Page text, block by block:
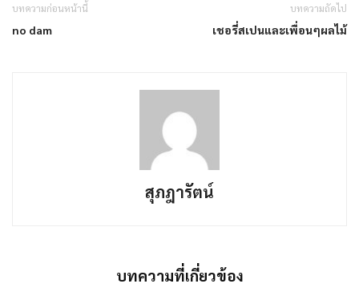
บทความก่อนหน้านี้
no dam
บทความถัดไป
เชอรี่สเปนและเพื่อนๆผลไม้
สุภฎารัตน์
บทความที่เกี่ยวข้อง